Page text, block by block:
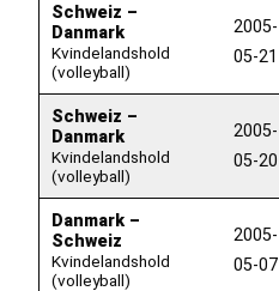
Schweiz –
Danmark
Kvindelandshold
(volleyball)
2005-
05-21
Schweiz –
Danmark
Kvindelandshold
(volleyball)
2005-
05-20
Danmark –
Schweiz
Kvindelandshold
(volleyball)
2005-
05-07